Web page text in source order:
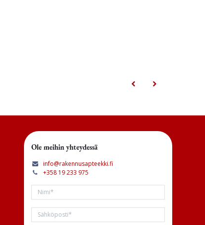
Ole meihin yhteydessä
info@rakennusapteekki.fi
+358 19 233 975